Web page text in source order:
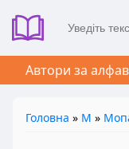
Автори за
Головна » М »